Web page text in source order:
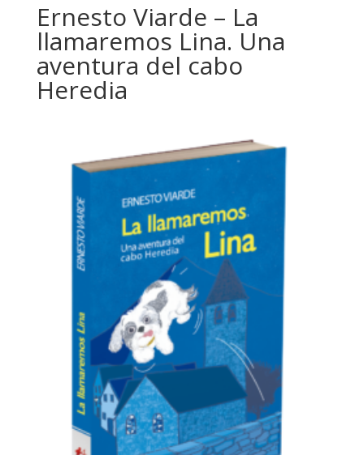
Ernesto Viarde – La
llamaremos Lina. Una
aventura del cabo
Heredia